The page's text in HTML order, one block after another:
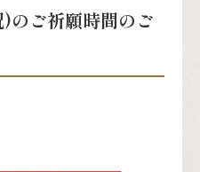
のご祈願時間のご